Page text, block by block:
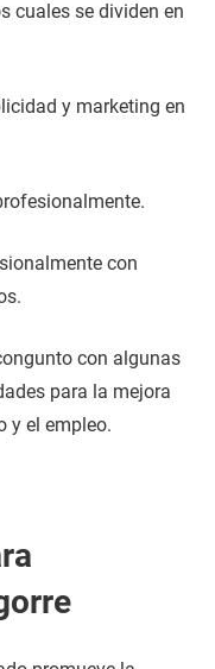
cuales se dividen en
y marketing en
con
con algunas
para la mejora
y el empleo.